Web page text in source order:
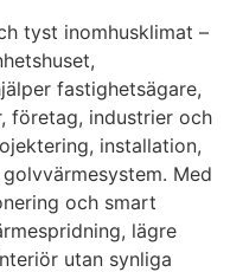
tyst inomhusklimat –
fastighetsägare,
företag, industrier och
installation,
Med
och smart
lägre
utan synliga